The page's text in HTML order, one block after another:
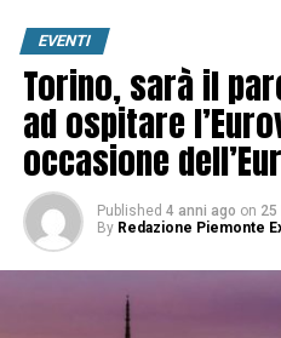
EVENTI
Torino, sarà il
ad ospitare
occasione
Published 4 anni ago on 25
By Redazione Piemonte